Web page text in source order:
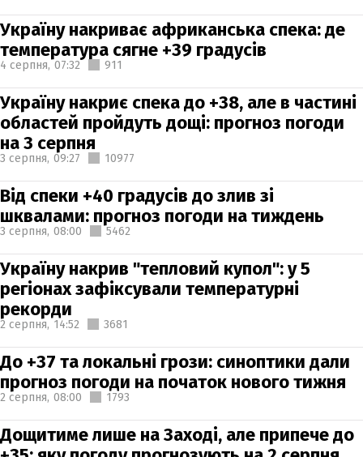
Україну накриває африканська спека: де
температура сягне +39 градусів
4 серпня, 07:32 911
Україну накриє спека до +38, але в частині
областей пройдуть дощі: прогноз погоди
на 3 серпня
3 серпня, 09:27 10977
Від спеки +40 градусів до злив зі
шквалами: прогноз погоди на тиждень
3 серпня, 08:00 5462
Україну накрив "тепловий купол": у 5
регіонах зафіксували температурні
рекорди
2 серпня, 14:52 3681
До +37 та локальні грози: синоптики дали
прогноз погоди на початок нового тижня
2 серпня, 08:00 1793
Дощитиме лише на Заході, але припече до